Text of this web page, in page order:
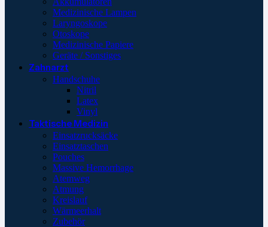
Medizinische Lampen
Laryngoskope
Otoskope
Medizinische Papiere
Geräte / Sonstiges
Zahnarzt
Handschuhe
Nitril
Latex
Vinyl
Taktische Medizin
Einsatzrucksäcke
Einsatztaschen
Pouches
Massive Hemorrhage
Atemweg
Atmung
Kreislauf
Wärmeerhalt
Zubehör